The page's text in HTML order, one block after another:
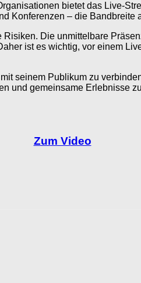
bietet das Live-
Konferenzen – die Bandbreite
Die unmittelbare
ist es wichtig, vor einem
seinem Publikum zu
und gemeinsame Erlebnisse
Zum Video